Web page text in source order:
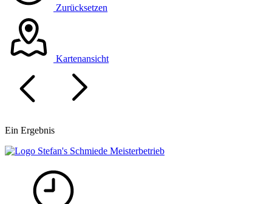
Zurücksetzen
Kartenansicht
Ein Ergebnis